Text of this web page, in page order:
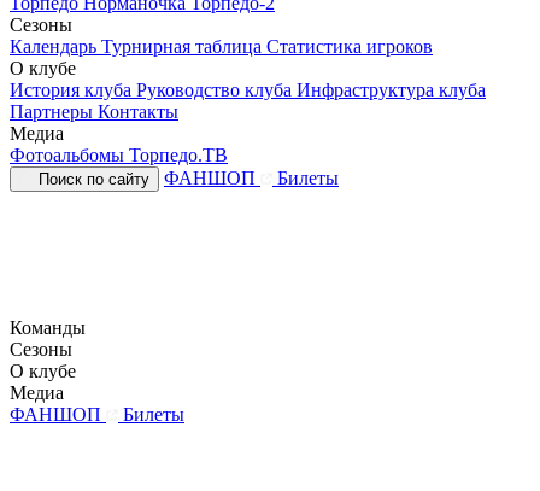
Сезоны
Календарь Турнирная таблица Статистика игроков
О клубе
История клуба Руководство клуба Инфраструктура клуба
Партнеры Контакты
Медиа
Фотоальбомы Торпедо.ТВ
Поиск по сайту ФАНШОП Билеты
Команды
Сезоны
О клубе
Медиа
ФАНШОП
Билеты